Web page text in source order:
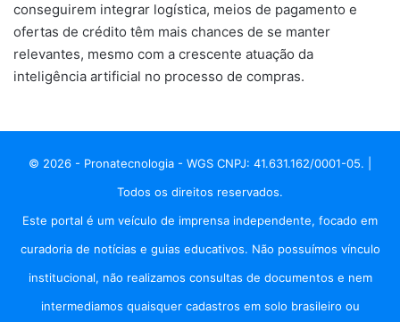
conseguirem integrar logística, meios de pagamento e
ofertas de crédito têm mais chances de se manter
relevantes, mesmo com a crescente atuação da
inteligência artificial no processo de compras.
© 2026 - Pronatecnologia - WGS CNPJ: 41.631.162/0001-05. |
Todos os direitos reservados.
Este portal é um veículo de imprensa independente, focado em
curadoria de notícias e guias educativos. Não possuímos vínculo
institucional, não realizamos consultas de documentos e nem
intermediamos quaisquer cadastros em solo brasileiro ou